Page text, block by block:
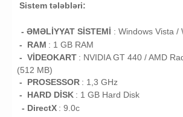
Sistem tələbləri:
- ƏMƏLİYYAT SİSTEMİ : Windows Vista /
- RAM : 1 GB RAM
- VİDEOKART : NVIDIA GT 440 / AMD
(512 MB)
- PROSESSOR : 1,3 GHz
- HARD DİSK : 1 GB Hard Disk
- DirectX : 9.0c